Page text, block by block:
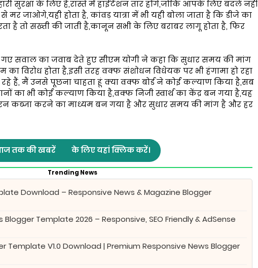
सुरक्षा के लिए है,रास्ते में हाईटेंशन तार होंगे,जोकि आपके लिए बदले नहीं
जाओगे,यही होता है, कांवड़ यात्रा में भी यही बोला जाता है कि डीजे का
है तो सख्ती की जाती है,कानून सभी के लिए बराबर लागू होता है, फिर
सवाल का जवाब देते हुए सीएम योगी ने कहा कि सुधार समय की मांग
विरोध होता है,इसी तरह वक्फ संशोधन विधेयक पर भी हंगामा हो रहा
रहे हैं, मैं उनसे पूछना चाहता हूं क्या वक्फ बोर्ड ने कोई कल्याण किया है,सब
का भी कोई कल्याण किया है,वक्फ निजी स्वार्थ का केंद्र बन गया है,यह
कब्जा करने का माध्यम बन गया है और सुधार समय की मांग है और हर
तक की खबरें के लिए यहां क्लिक करें।
Trending News
Download – Responsive News & Magazine Blogger
Template 2026 – Responsive, SEO Friendly & AdSense
Template V1.0 Download | Premium Responsive News Blogger